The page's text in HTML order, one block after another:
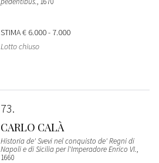
STIMA€ 6.000 - 7.000
Lotto chiuso
73
CARLO CALÀ
Historia de' Svevi nel conquisto de' Regni di
Napoli e di Sicilia per l'Imperadore Enrico VI.,
1660